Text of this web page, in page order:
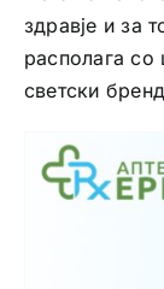
Здравје
Здравствени
здравје и за
располага
светски